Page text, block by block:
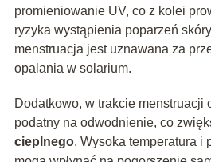
promieniowanie UV, co z kolei
ryzyka wystąpienia poparzeń
menstruacja jest uznawana za
opalania w solarium.
Dodatkowo, w trakcie menstruacji
podatny na odwodnienie, co
cieplnego. Wysoka temperatura i